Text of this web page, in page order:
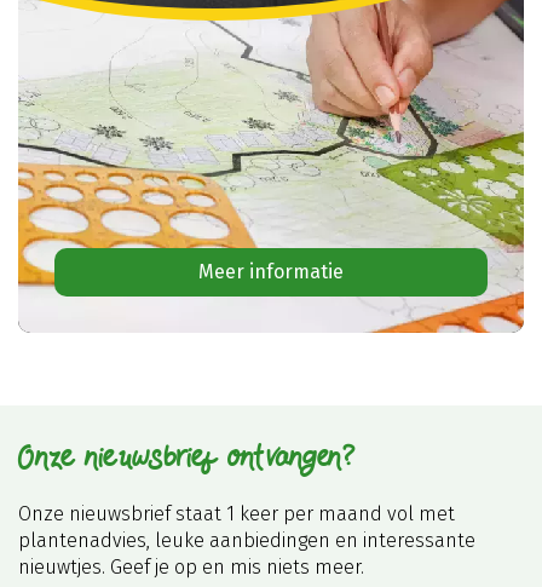
Meer informatie
Onze nieuwsbrief ontvangen?
Onze nieuwsbrief staat 1 keer per maand vol met
plantenadvies, leuke aanbiedingen en interessante
nieuwtjes. Geef je op en mis niets meer.